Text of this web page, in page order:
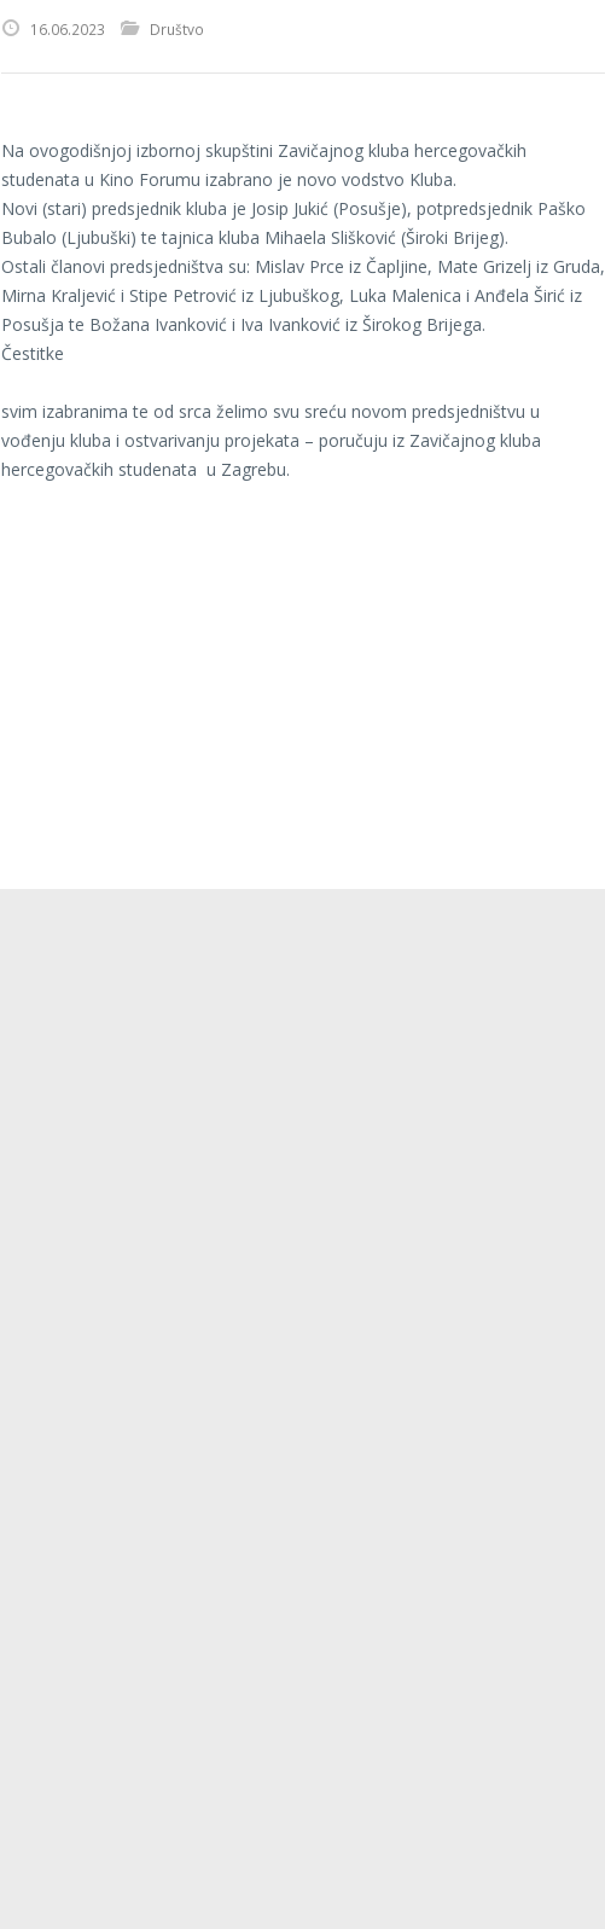
16.06.2023 Društvo
Na ovogodišnjoj izbornoj skupštini Zavičajnog kluba hercegovačkih
studenata u Kino Forumu izabrano je novo vodstvo Kluba.
Novi (stari) predsjednik kluba je Josip Jukić (Posušje), potpredsjednik Paško
Bubalo (Ljubuški) te tajnica kluba Mihaela Slišković (Široki Brijeg).
Ostali članovi predsjedništva su: Mislav Prce iz Čapljine, Mate Grizelj iz Gruda,
Mirna Kraljević i Stipe Petrović iz Ljubuškog, Luka Malenica i Anđela Širić iz
Posušja te Božana Ivanković i Iva Ivanković iz Širokog Brijega.
Čestitke
svim izabranima te od srca želimo svu sreću novom predsjedništvu u
vođenju kluba i ostvarivanju projekata – poručuju iz Zavičajnog kluba
hercegovačkih studenata u Zagrebu.